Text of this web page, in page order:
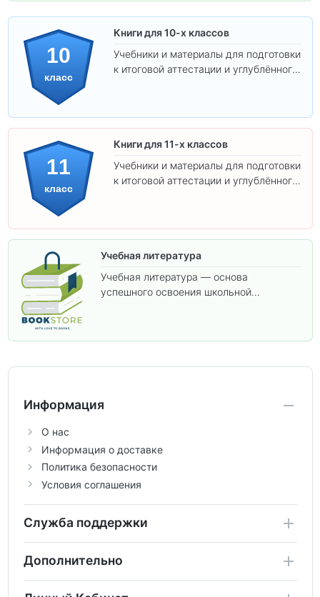
10
класс
Книги для 10-х классов
Учебники и материалы для подготовки
к итоговой аттестации и углублённого
11
класс
Книги для 11-х классов
Учебники и материалы для подготовки
к итоговой аттестации и углублённого
Учебная литература
Учебная литература — основа
успешного освоения школьной
аттестации, а также расширить кругозор
Информация
О нас
Информация о доставке
Политика безопасности
Условия соглашения
Служба поддержки
Дополнительно